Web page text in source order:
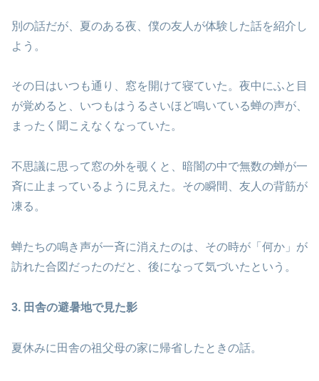
別の話だが、夏のある夜、僕の友人が体験した話を紹介し
よう。
その日はいつも通り、窓を開けて寝ていた。夜中にふと目
が覚めると、いつもはうるさいほど鳴いている蝉の声が、
まったく聞こえなくなっていた。
不思議に思って窓の外を覗くと、暗闇の中で無数の蝉が一
斉に止まっているように見えた。その瞬間、友人の背筋が
凍る。
蝉たちの鳴き声が一斉に消えたのは、その時が「何か」が
訪れた合図だったのだと、後になって気づいたという。
3. 田舎の避暑地で見た影
夏休みに田舎の祖父母の家に帰省したときの話。